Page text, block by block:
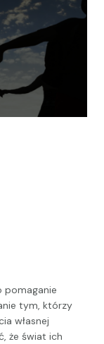
marzeń,
roweru,
czy
pomaganie
tym, którzy
własnej
że świat ich